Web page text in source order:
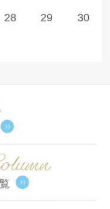
28 29 30